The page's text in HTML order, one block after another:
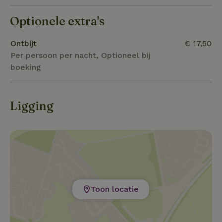
Optionele extra's
Ontbijt
Per persoon per nacht, Optioneel bij
boeking
€ 17,50
Ligging
Toon locatie